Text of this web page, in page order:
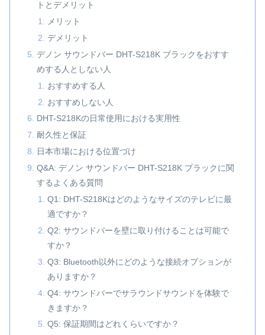
トとデメリット
メリット
デメリット
デノン サウンドバー DHT-S218K ブラックをおすす
めする人としない人
おすすめする人
おすすめしない人
DHT-S218Kの日常使用における実用性
耐久性と保証
日本市場における位置づけ
Q&A: デノン サウンドバー DHT-S218K ブラックに関
するよくある質問
Q1: DHT-S218Kはどのようなサイズのテレビに最
適ですか？
Q2: サウンドバーを壁に取り付けることは可能で
すか？
Q3: Bluetooth以外にどのような接続オプションが
ありますか？
Q4: サウンドバーでサラウンドサウンドを体験で
きますか？
Q5: 保証期間はどれくらいですか？